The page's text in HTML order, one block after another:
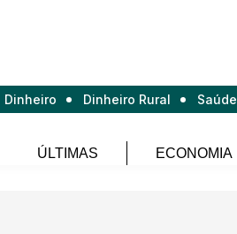
Dinheiro Dinheiro Rural Saúde
ÚLTIMAS ECONOMIA